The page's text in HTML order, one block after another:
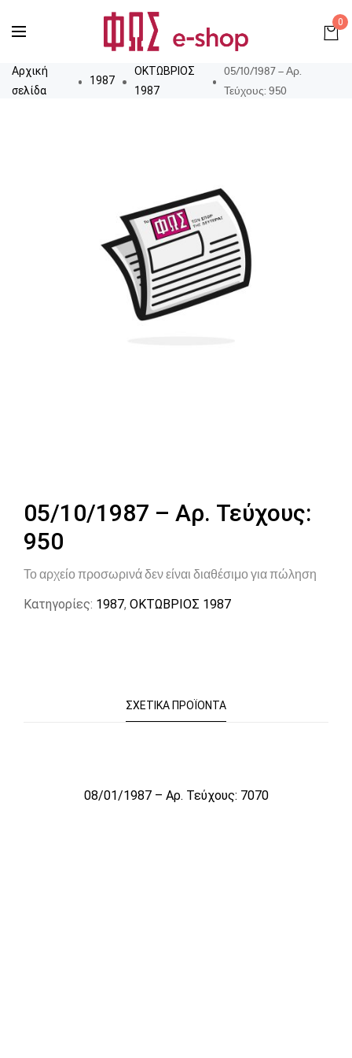
0
Αρχική
σελίδα
1987
ΟΚΤΩΒΡΙΟΣ
1987
05/10/1987 – Αρ.
Τεύχους: 950
05/10/1987 – Αρ. Τεύχους:
950
Το αρχείο προσωρινά δεν είναι διαθέσιμο για πώληση
Κατηγορίες: 1987, ΟΚΤΩΒΡΙΟΣ 1987
ΣΧΕΤΙΚΆ ΠΡΟΪΌΝΤΑ
Το αρχείο προσωρινά δεν είναι διαθέσιμο για πώληση
08/01/1987 – Αρ. Τεύχους: 7070